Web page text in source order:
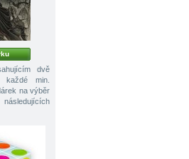
dvě
každé min.
na výběr